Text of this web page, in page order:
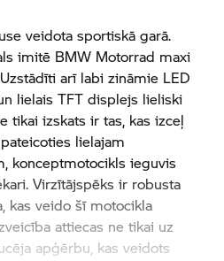
veidota sportiskā garā.
imitē BMW Motorrad maxi
arī labi zināmie LED
lielais TFT displejs lieliski
tikai izskats ir tas, kas izceļ
lielajam
konceptmotocikls ieguvis
Virzītājspēks ir robusta
kas veido šī motocikla
attiecas ne tikai uz
apģērbu, kas veidots